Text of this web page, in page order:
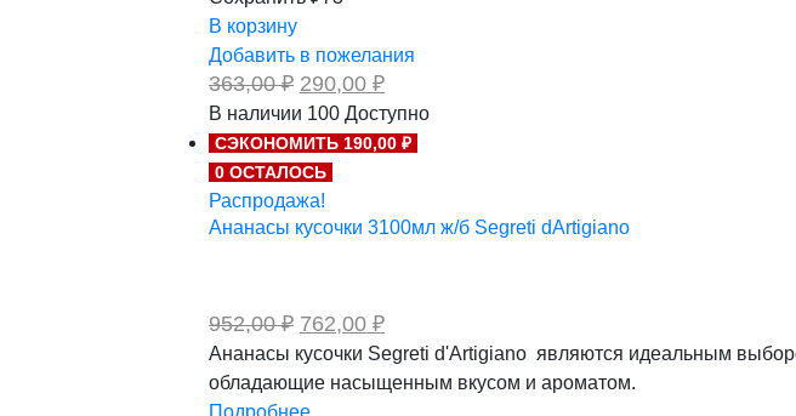
В корзину
Добавить в пожелания
363,00₽ Первоначальная
цена
составляла
363,00 ₽.
290,00 ₽Текущая
цена:
290,00 ₽.
В наличии 100 Доступно
СЭКОНОМИТЬ 190,00 ₽
0 ОСТАЛОСЬ
Распродажа!
Ананасы кусочки 3100мл ж/б Segreti dArtigiano
952,00₽ Первоначальная
цена
составляла
952,00 ₽.
762,00 ₽Текущая
цена:
762,00 ₽.
Ананасы кусочки Segreti d'Artigiano являются идеальным
обладающие насыщенным вкусом и ароматом.
Подробнее